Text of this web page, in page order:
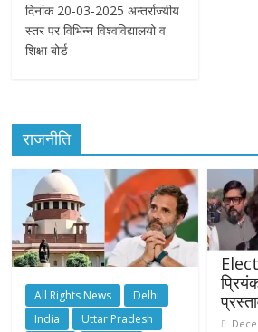
दिनांक 20-03-2025 अन्तर्राज्यीय
स्तर पर विभिन्न विश्वविद्यालयो व
शिक्षा बोर्ड
राजनीति
All Rights News
Delhi
India
Uttar Pradesh